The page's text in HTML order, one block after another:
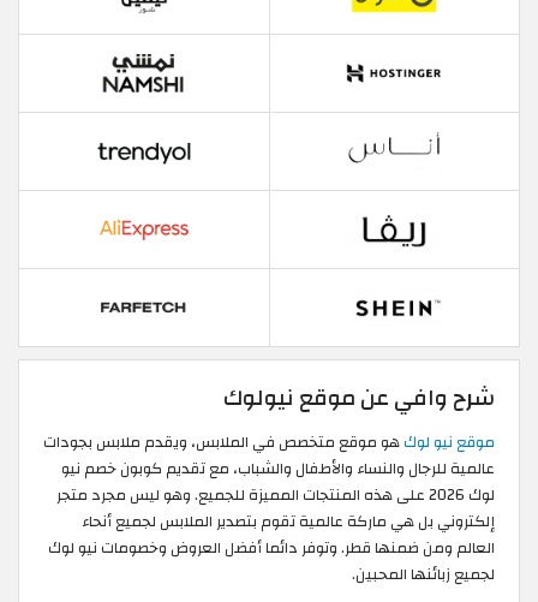
شرح وافي عن موقع نيولوك
موقع نيو لوكهو موقع متخصص في الملابس، ويقدم ملابس بجودات
عالمية للرجال والنساء والأطفال والشباب، مع تقديم كوبون خصم نيو
لوك 2026 على هذه المنتجات المميزة للجميع. وهو ليس مجرد متجر
إلكتروني بل هي ماركة عالمية تقوم بتصدير الملابس لجميع أنحاء
العالم ومن ضمنها قطر. وتوفر دائما أفضل العروض وخصومات نيو لوك
لجميع زبائنها المحبين.